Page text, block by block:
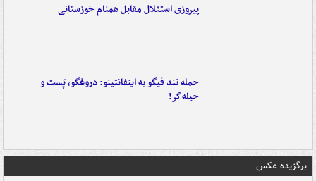
پیروزی استقلال مقابل همنام خوزستانی
حمله تند فیگو به اینفانتینو: دروغگو، پَست‌ و
حیله‌گر!
برگزیده عکس